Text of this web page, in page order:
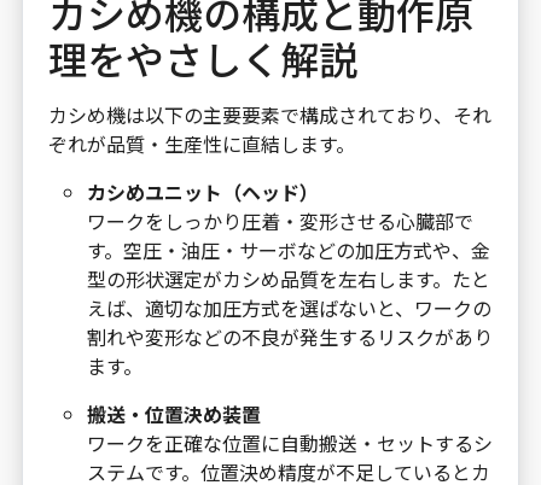
カシめ機の構成と動作原
理をやさしく解説
カシめ機は以下の主要要素で構成されており、それ
ぞれが品質・生産性に直結します。
カシめユニット（ヘッド）
ワークをしっかり圧着・変形させる心臓部で
す。空圧・油圧・サーボなどの加圧方式や、金
型の形状選定がカシめ品質を左右します。たと
えば、適切な加圧方式を選ばないと、ワークの
割れや変形などの不良が発生するリスクがあり
ます。
搬送・位置決め装置
ワークを正確な位置に自動搬送・セットするシ
ステムです。位置決め精度が不足しているとカ